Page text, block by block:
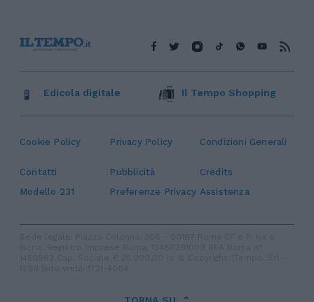
Cookie Policy Privacy Policy Condizioni Generali
Contatti Pubblicità
Credits
Modello 231
Preferenze Privacy Assistenza
Edicola digitale Il Tempo Shopping